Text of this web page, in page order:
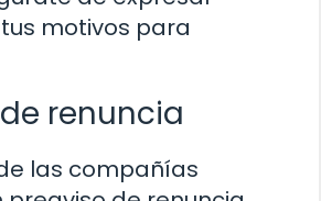
motivos para
renuncia
las compañías